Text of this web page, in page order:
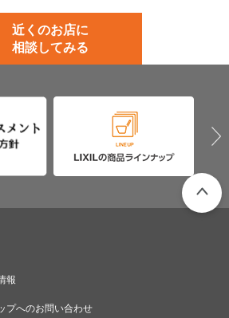
近くのお店に
相談してみる
報
プへのお問い合わせ